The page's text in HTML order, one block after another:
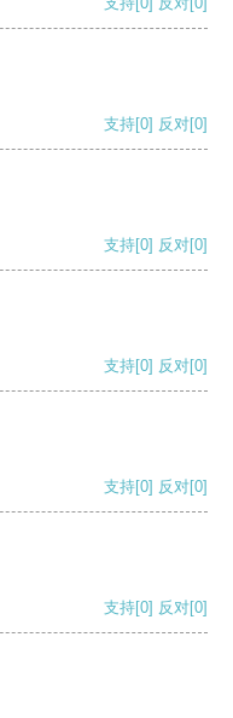
支持[0] 反对[0]
支持[0] 反对[0]
支持[0] 反对[0]
支持[0] 反对[0]
支持[0] 反对[0]